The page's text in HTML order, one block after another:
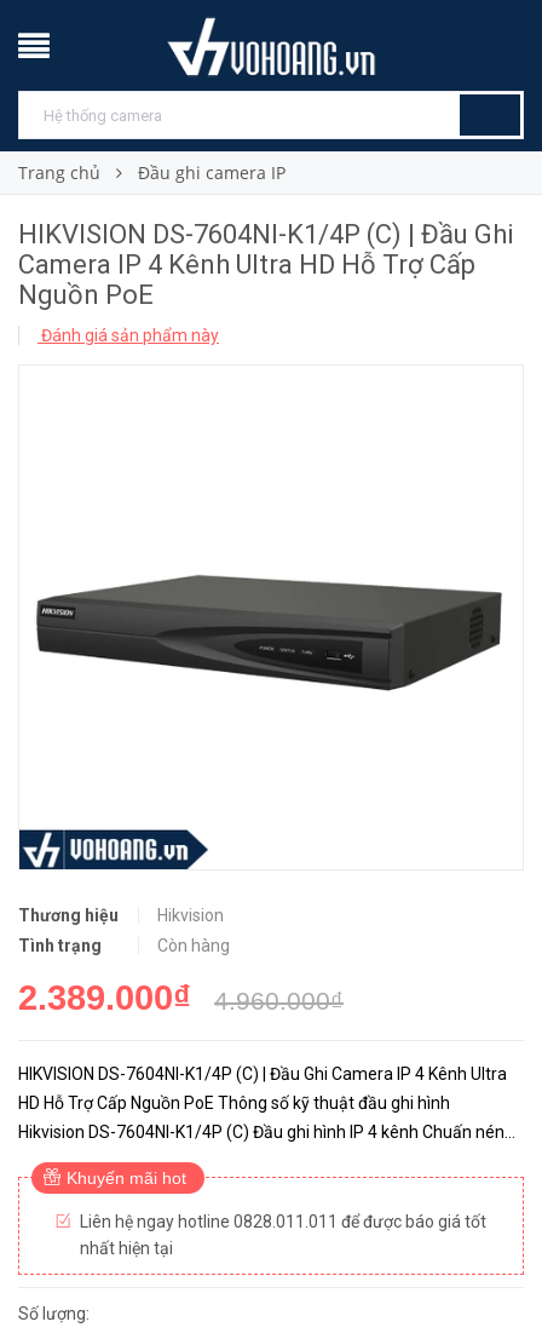
Trang chủ Đầu ghi camera IP
HIKVISION DS-7604NI-K1/4P (C) | Đầu Ghi
Camera IP 4 Kênh Ultra HD Hỗ Trợ Cấp
Nguồn PoE
Đánh giá sản phẩm này
Thương hiệu
Hikvision
Tình trạng
Còn hàng
2.389.000₫ 4.960.000₫
HIKVISION DS-7604NI-K1/4P (C) | Đầu Ghi Camera IP 4 Kênh Ultra
HD Hỗ Trợ Cấp Nguồn PoE Thông số kỹ thuật đầu ghi hình
Hikvision DS-7604NI-K1/4P (C) Đầu ghi hình IP 4 kênh Chuấn nén
H.265+/ H.265/ H264/ H264+/ MPEG4 Băng thông đầu vào:
40Mbps...
Khuyến mãi hot
Liên hệ ngay hotline 0828.011.011 để được báo giá tốt
nhất hiện tại
Số lượng: